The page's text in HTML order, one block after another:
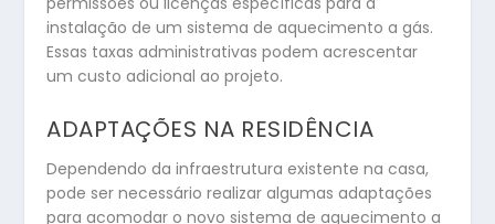
instalação de um sistema de aquecimento a gás.
Essas taxas administrativas podem acrescentar
um custo adicional ao projeto.
ADAPTAÇÕES NA RESIDÊNCIA
Dependendo da infraestrutura existente na casa,
pode ser necessário realizar algumas adaptações
para acomodar o novo sistema de aquecimento a